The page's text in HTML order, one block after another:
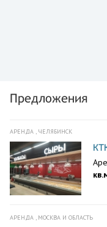
Предложения
АРЕНДА , ЧЕЛЯБИНСК
АРЕНДА , МОСКВА И ОБЛАСТЬ